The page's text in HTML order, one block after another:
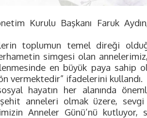
Kurulu Başkanı Faruk
toplumun temel direği
simgesi olan annelerimiz,
en büyük paya sahip
vermektedir” ifadelerini kullandı.
hayatın her alanında
anneleri olmak üzere,
Anneler Günü’nü kutluyor,